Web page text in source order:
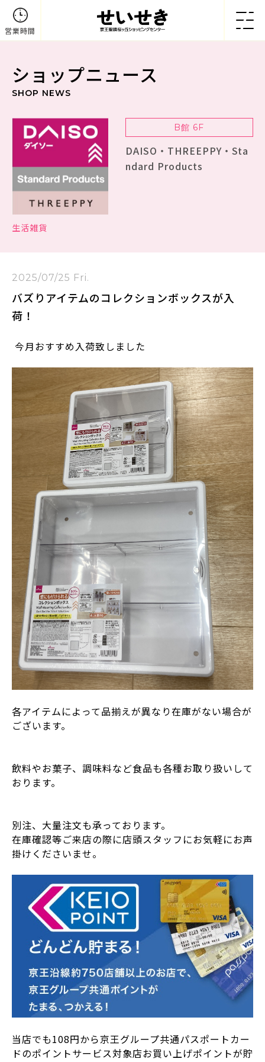
営業時間
ショップニュース
SHOP NEWS
B館 6F
DAISO・THREEPPY・Sta
ndard Products
生活雑貨
2025/07/25 Fri.
バズりアイテムのコレクションボックスが入
荷！
今月おすすめ入荷致しました
各アイテムによって品揃えが異なり在庫がない場合が
ございます。
飲料やお菓子、調味料など食品も各種お取り扱いして
おります。
別注、大量注文も承っております。
在庫確認等ご来店の際に店頭スタッフにお気軽にお声
掛けくださいませ。
当店でも108円から京王グループ共通パスポートカー
ドのポイントサービス対象店お買い上げポイントが貯